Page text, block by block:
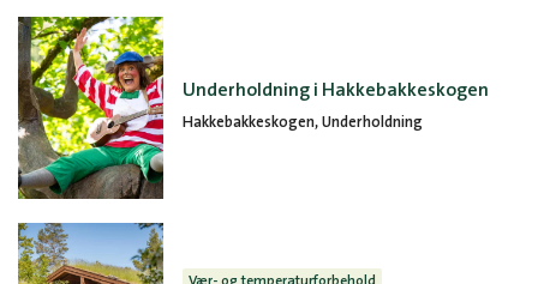
Underholdning i Hakkebakkeskogen
Hakkebakkeskogen, Underholdning
Vær- og temperaturforbehold